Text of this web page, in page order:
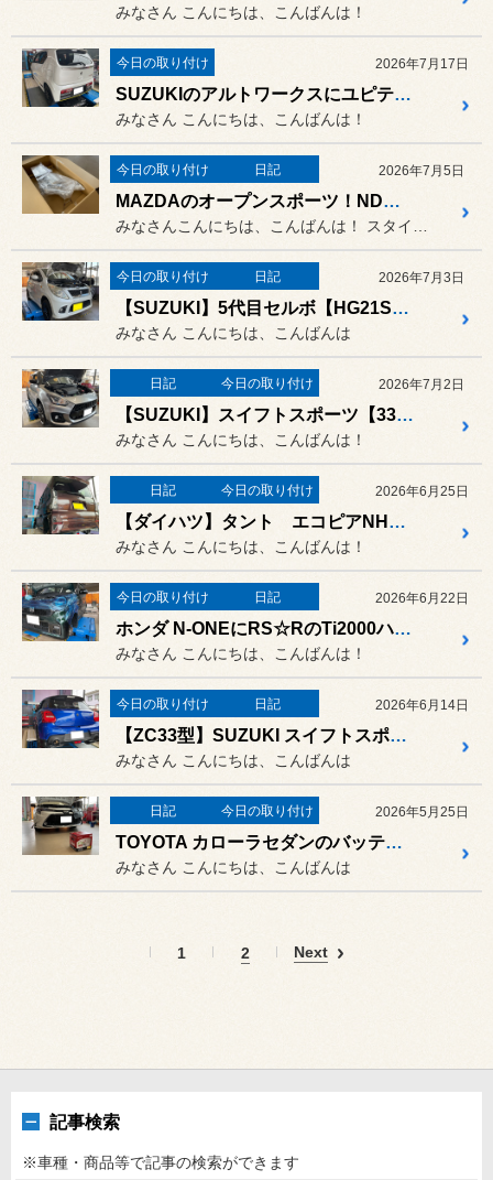
みなさん こんにちは、こんばんは！
今日の取り付け 2026年7月17日
SUZUKIのアルトワークスにユピテルさんのドライブレコーダー SN-TW88dを取り付け！
みなさん こんにちは、こんばんは！
今日の取り付け 日記 2026年7月5日
MAZDAのオープンスポーツ！NDロードスターにサクラムマフラー取り付け！
今日の取り付け 日記 2026年7月3日
【SUZUKI】5代目セルボ【HG21S型】スプリング、サスペンション交換でリフレッシュ！
みなさん こんにちは、こんばんは
日記 今日の取り付け 2026年7月2日
【SUZUKI】スイフトスポーツ【33型】にDefiのブーストメーター取り付け！
みなさん こんにちは、こんばんは！
日記 今日の取り付け 2026年6月25日
【ダイハツ】タント エコピアNH200Cにタイヤ交換！
みなさん こんにちは、こんばんは！
今日の取り付け 日記 2026年6月22日
ホンダ N-ONEにRS☆RのTi2000ハーフダウンスプリングを取り付けて程よくローダウン！
みなさん こんにちは、こんばんは！
今日の取り付け 日記 2026年6月14日
【ZC33型】SUZUKI スイフトスポーツの足回り交換でTEINさんの車高調FLEX Z取り付け＋アライメント調整！
みなさん こんにちは、こんばんは
日記 今日の取り付け 2026年5月25日
TOYOTA カローラセダンのバッテリー交換！夏本番前の交換でお出掛け時も安心！
みなさん こんにちは、こんばんは
1 2 Next
記事検索
※車種・商品等で記事の検索ができます